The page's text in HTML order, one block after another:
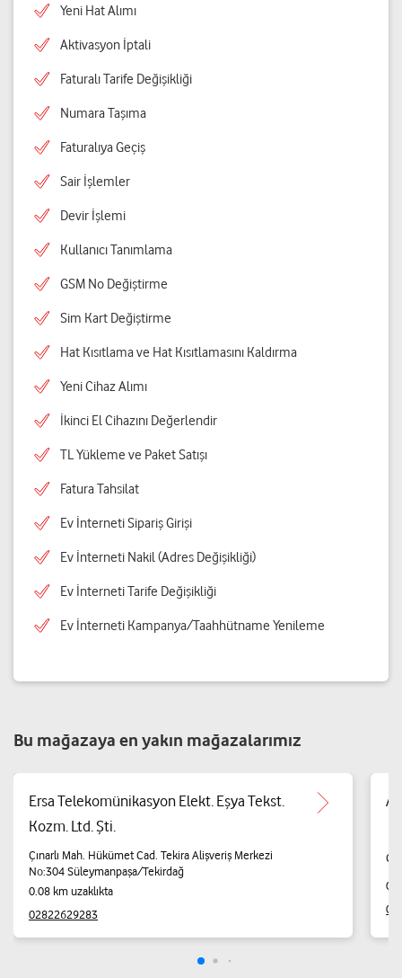
Yeni Hat Alımı
Aktivasyon İptali
Faturalı Tarife Değişikliği
Numara Taşıma
Faturalıya Geçiş
Sair İşlemler
Devir İşlemi
Kullanıcı Tanımlama
GSM No Değiştirme
Sim Kart Değiştirme
Hat Kısıtlama ve Hat Kısıtlamasını Kaldırma
Yeni Cihaz Alımı
İkinci El Cihazını Değerlendir
TL Yükleme ve Paket Satışı
Fatura Tahsilat
Ev İnterneti Sipariş Girişi
Ev İnterneti Nakil (Adres Değişikliği)
Ev İnterneti Tarife Değişikliği
Ev İnterneti Kampanya/Taahhütname Yenileme
Bu mağazaya en yakın mağazalarımız
Ersa Telekomünikasyon Elekt. Eşya Tekst.
Kozm. Ltd. Şti.
Çınarlı Mah. Hükümet Cad. Tekira Alişveriş Merkezi
No:304 Süleymanpaşa/Tekirdağ
0.08 km uzaklıkta
02822629283